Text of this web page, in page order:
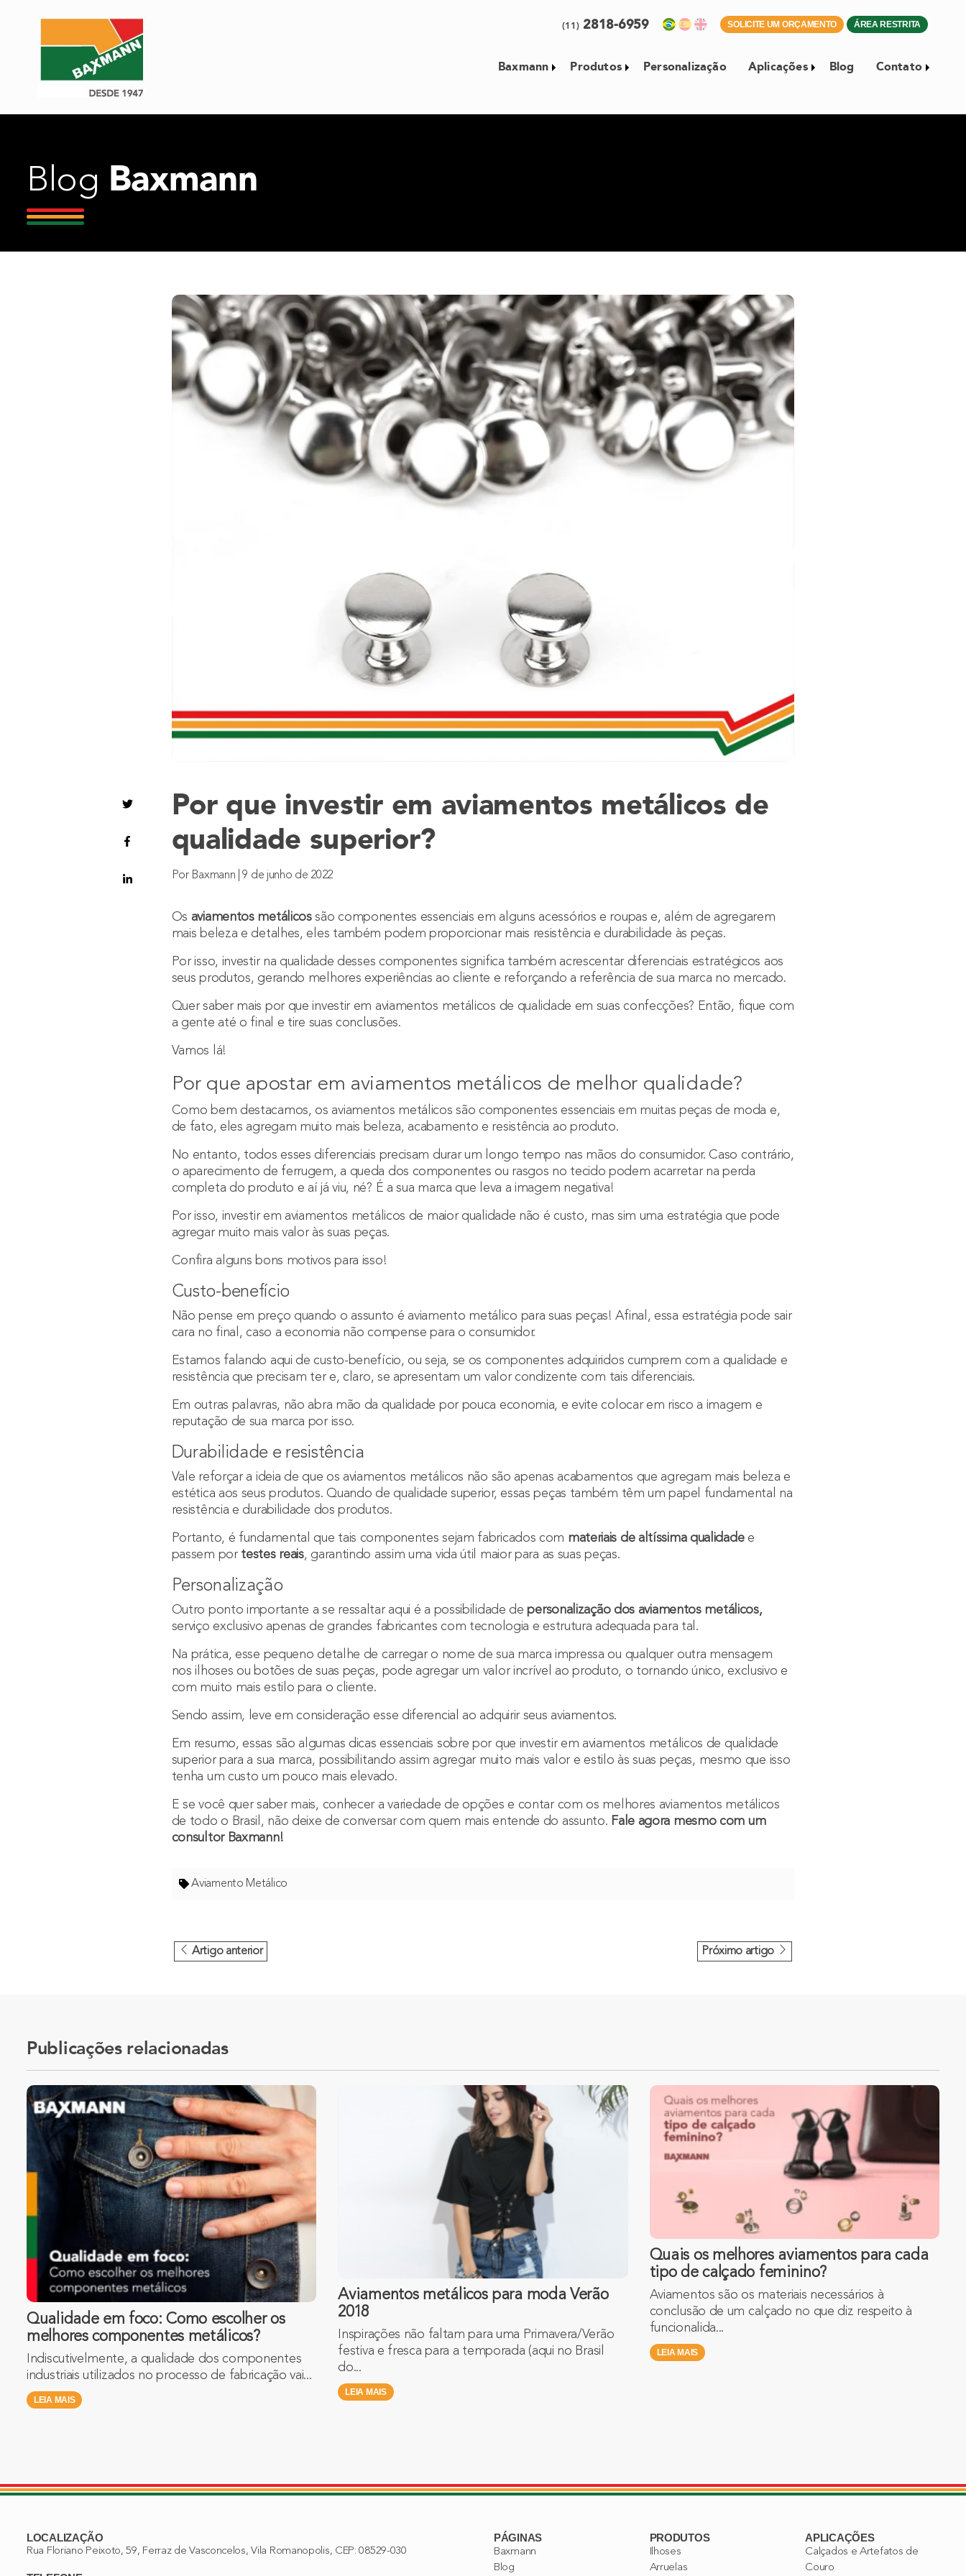
(11) 2818-6959 SOLICITE UM ORÇAMENTO ÁREA RESTRITA
Baxmann Produtos Personalização Aplicações Blog Contato
Blog Baxmann
Por que investir em aviamentos metálicos de
qualidade superior?
Por Baxmann | 9 de junho de 2022
Os aviamentos metálicossão componentes essenciais em alguns acessórios e roupas e, além de agregarem
mais beleza e detalhes, eles também podem proporcionar mais resistência e durabilidade às peças.
Por isso, investir na qualidade desses componentes significa também acrescentar diferenciais estratégicos aos
seus produtos, gerando melhores experiências ao cliente e reforçando a referência de sua marca no mercado.
Quer saber mais por que investir em aviamentos metálicos de qualidade em suas confecções? Então, fique com
a gente até o final e tire suas conclusões.
Vamos lá!
Por que apostar em aviamentos metálicos de melhor qualidade?
Como bem destacamos, os aviamentos metálicos são componentes essenciais em muitas peças de moda e,
de fato, eles agregam muito mais beleza, acabamento e resistência ao produto.
No entanto, todos esses diferenciais precisam durar um longo tempo nas mãos do consumidor. Caso contrário,
o aparecimento de ferrugem, a queda dos componentes ou rasgos no tecido podem acarretar na perda
completa do produto e aí já viu, né? É a sua marca que leva a imagem negativa!
Por isso, investir em aviamentos metálicos de maior qualidade não é custo, mas sim uma estratégia que pode
agregar muito mais valor às suas peças.
Confira alguns bons motivos para isso!
Custo-benefício
Não pense em preço quando o assunto é aviamento metálico para suas peças! Afinal, essa estratégia pode sair
cara no final, caso a economia não compense para o consumidor.
Estamos falando aqui de custo-benefício, ou seja, se os componentes adquiridos cumprem com a qualidade e
resistência que precisam ter e, claro, se apresentam um valor condizente com tais diferenciais.
Em outras palavras, não abra mão da qualidade por pouca economia, e evite colocar em risco a imagem e
reputação de sua marca por isso.
Durabilidade e resistência
Vale reforçar a ideia de que os aviamentos metálicos não são apenas acabamentos que agregam mais beleza e
estética aos seus produtos. Quando de qualidade superior, essas peças também têm um papel fundamental na
resistência e durabilidade dos produtos.
Portanto, é fundamental que tais componentes sejam fabricados com materiais de altíssima qualidadee
passem por testes reais, garantindo assim uma vida útil maior para as suas peças.
Personalização
Outro ponto importante a se ressaltar aqui é a possibilidade depersonalização dos aviamentos metálicos,
serviço exclusivo apenas de grandes fabricantes com tecnologia e estrutura adequada para tal.
Na prática, esse pequeno detalhe de carregar o nome de sua marca impressa ou qualquer outra mensagem
nos ilhoses ou botões de suas peças, pode agregar um valor incrível ao produto, o tornando único, exclusivo e
com muito mais estilo para o cliente.
Sendo assim, leve em consideração esse diferencial ao adquirir seus aviamentos.
Em resumo, essas são algumas dicas essenciais sobre por que investir em aviamentos metálicos de qualidade
superior para a sua marca, possibilitando assim agregar muito mais valor e estilo às suas peças, mesmo que isso
tenha um custo um pouco mais elevado.
E se você quer saber mais, conhecer a variedade de opções e contar com os melhores aviamentos metálicos
de todo o Brasil, não deixe de conversar com quem mais entende do assunto. Fale agora mesmo com um
consultor Baxmann!
Aviamento Metálico
Artigo anterior Próximo artigo
Publicações relacionadas
Qualidade em foco: Como escolher os
melhores componentes metálicos?
Indiscutivelmente, a qualidade dos componentes
industriais utilizados no processo de fabricação vai...
LEIA MAIS
Aviamentos metálicos para moda Verão
2018
Inspirações não faltam para uma Primavera/Verão
festiva e fresca para a temporada (aqui no Brasil
do...
LEIA MAIS
Quais os melhores aviamentos para cada
tipo de calçado feminino?
Aviamentos são os materiais necessários à
conclusão de um calçado no que diz respeito à
funcionalida...
LEIA MAIS
LOCALIZAÇÃO
Rua Floriano Peixoto, 59, Ferraz de Vasconcelos, Vila Romanopolis, CEP: 08529-030
PÁGINAS
Baxmann
Blog
PRODUTOS
Ilhoses
Arruelas
APLICAÇÕES
Calçados e Artefatos de
Couro